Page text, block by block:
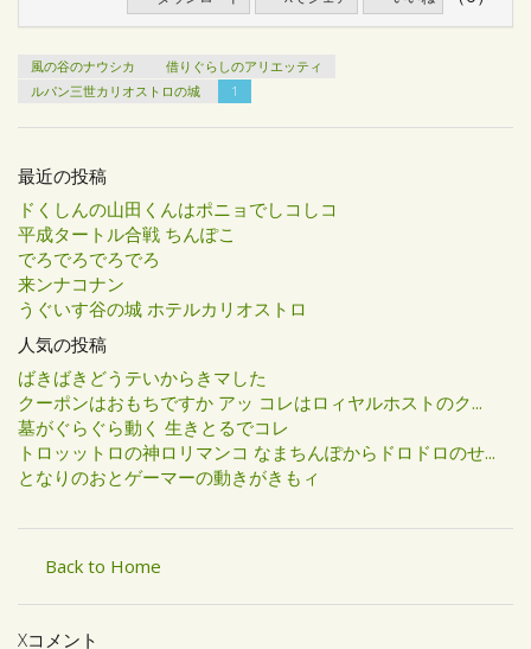
風の谷のナウシカ
借りぐらしのアリエッティ
ルパン三世カリオストロの城
1
最近の投稿
ドくしんの山田くんはポニョでしコしコ
平成タートル合戦 ちんぽこ
でろでろでろでろ
来ンナコナン
うぐいす谷の城 ホテルカリオストロ
人気の投稿
ばきばきどうテいからきマした
クーポンはおもちですか アッ コレはロィヤルホストのク...
墓がぐらぐら動く 生きとるでコレ
トロッットロの神ロリマンコ なまちんぽからドロドロのせ...
となりのおとゲーマーの動きがきもィ
Back to Home
Xコメント